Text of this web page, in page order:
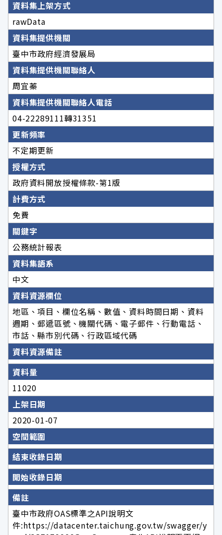
資料集上架方式
rawData
資料集提供機關
臺中市政府經濟發展局
資料集提供機關聯絡人
周宜蓁
資料集提供機關聯絡人電話
04-22289111轉31351
更新頻率
不定期更新
授權方式
政府資料開放授權條款-第1版
計費方式
免費
關鍵字
公務統計報表
資料集語系
中文
資料資源欄位
地區、項目、欄位名稱、數值、資料時間日期、資料
週期、郵遞區號、機關代碼、電子郵件、行動電話、
市話、縣市別代碼、行政區域代碼
資料資源備註
資料量
11020
上架日期
2020-01-07
空間範圍
結束收錄日期
開始收錄日期
備註
臺中市政府OAS標準之API說明文
件:https://datacenter.taichung.gov.tw/swagger/y